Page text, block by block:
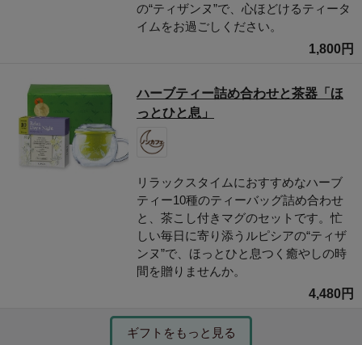
の“ティザンヌ”で、心ほどけるティータ
イムをお過ごしください。
1,800円
ハーブティー詰め合わせと茶器「ほ
っとひと息」
リラックスタイムにおすすめなハーブ
ティー10種のティーバッグ詰め合わせ
と、茶こし付きマグのセットです。忙
しい毎日に寄り添うルピシアの“ティザ
ンヌ”で、ほっとひと息つく癒やしの時
間を贈りませんか。
4,480円
ギフトをもっと見る